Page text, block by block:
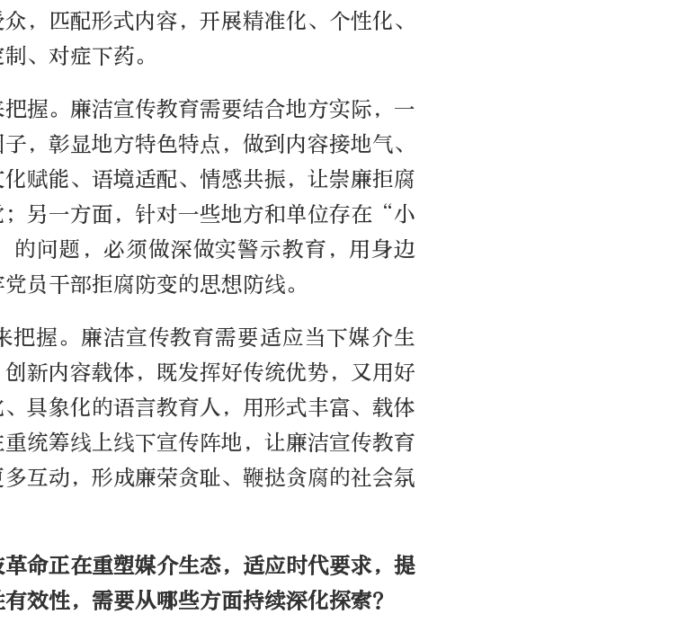
，匹配形式内容，开展精准化、个性化、
、对症下药。
握。廉洁宣传教育需要结合地方实际，一
，彰显地方特色特点，做到内容接地气、
赋能、语境适配、情感共振，让崇廉拒腐
另一方面，针对一些地方和单位存在“小
问题，必须做深做实警示教育，用身边
员干部拒腐防变的思想防线。
把握。廉洁宣传教育需要适应当下媒介生
新内容载体，既发挥好传统优势，又用好
具象化的语言教育人，用形式丰富、载体
统筹线上线下宣传阵地，让廉洁宣传教育
互动，形成廉荣贪耻、鞭挞贪腐的社会氛
命正在重塑媒介生态，适应时代要求，提
效性，需要从哪些方面持续深化探索？